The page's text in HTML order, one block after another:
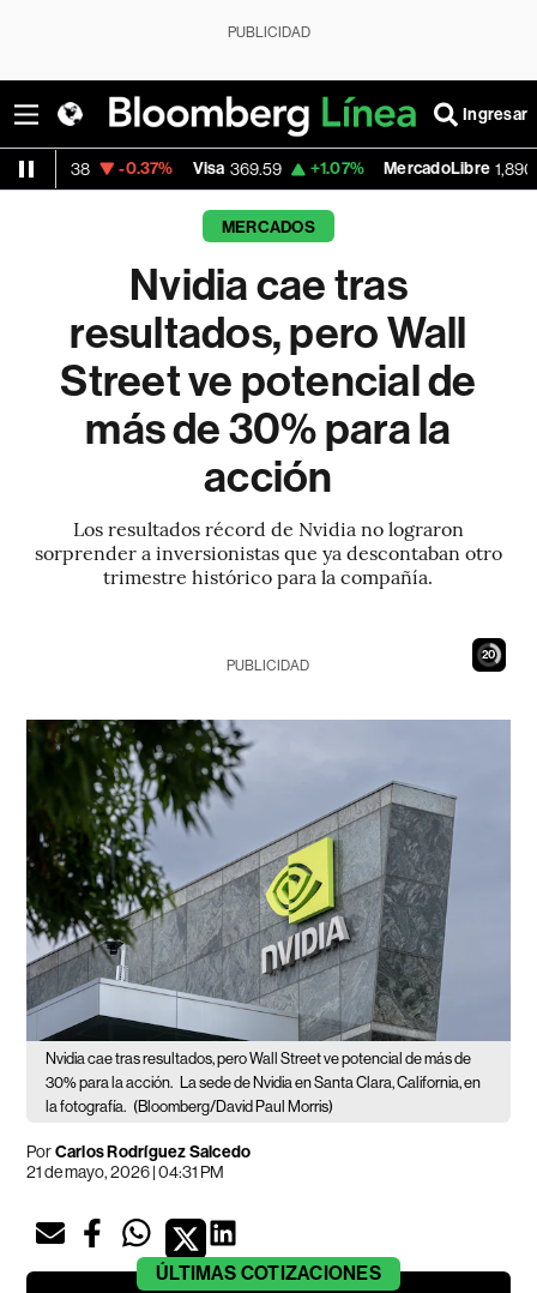
PUBLICIDAD
Ingresar
-0.37% Visa 369.59 +1.07% MercadoLibre 1,890.05 -
MERCADOS
Nvidia cae tras
resultados, pero Wall
Street ve potencial de
más de 30% para la
acción
Los resultados récord de Nvidia no lograron
sorprender a inversionistas que ya descontaban otro
trimestre histórico para la compañía.
19
PUBLICIDAD
Nvidia cae tras resultados, pero Wall Street ve potencial de más de
30% para la acción. La sede de Nvidia en Santa Clara, California, en
la fotografía. (Bloomberg/David Paul Morris)
PorCarlos Rodríguez Salcedo
21 de mayo, 2026 | 04:31 PM
ÚLTIMAS COTIZACIONES